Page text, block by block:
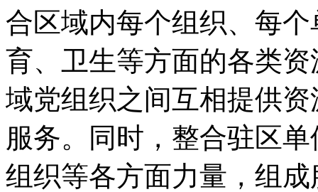
合区域内每个组织、每
育、卫生等方面的各类
域党组织之间互相提供
服务。同时，整合驻区
组织等各方面力量，组